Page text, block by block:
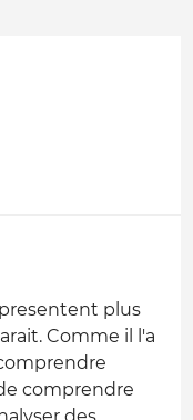
plus
Comme il l'a
comprendre